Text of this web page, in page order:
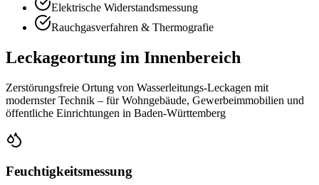
Elektrische Widerstandsmessung
Rauchgasverfahren & Thermografie
Leckageortung im Innenbereich
Zerstörungsfreie Ortung von Wasserleitungs-Leckagen mit
modernster Technik – für Wohngebäude, Gewerbeimmobilien und
öffentliche Einrichtungen in Baden-Württemberg
Feuchtigkeitsmessung